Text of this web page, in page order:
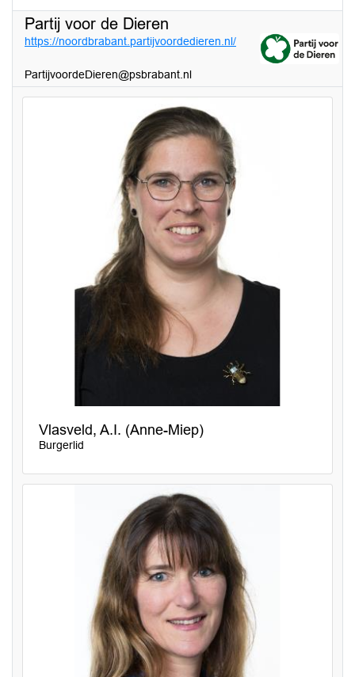
Partij voor de Dieren
https://noordbrabant.partijvoordedieren.nl/
PartijvoordeDieren@psbrabant.nl
Vlasveld, A.I. (Anne-Miep)
Burgerlid